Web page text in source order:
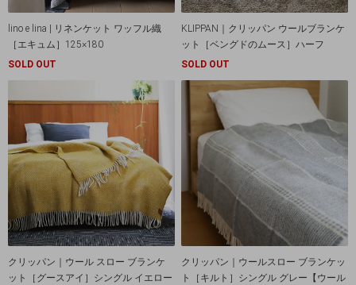
lino e lina | リネンケット ワッフル織
［エキュム］125×180
SOLD OUT
KLIPPAN｜クリッパン ウールブランケ
ット［ベングドのムース］ハーフ
SOLD OUT
クリッパン｜ウール スロー ブランケ
ット［グースアイ］シングル イエロー
クリッパン｜ウールスロー ブランケッ
ト［キルト］シングル グレー【ウール